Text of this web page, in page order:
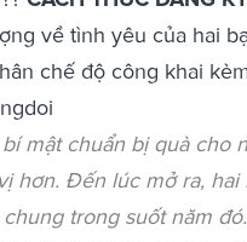
về tình yêu của hai
chế độ công khai
mật chuẩn bị quà cho
hơn. Đến lúc mở ra,
trong suốt năm